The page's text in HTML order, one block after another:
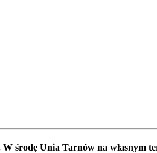
środę Unia Tarnów na własnym